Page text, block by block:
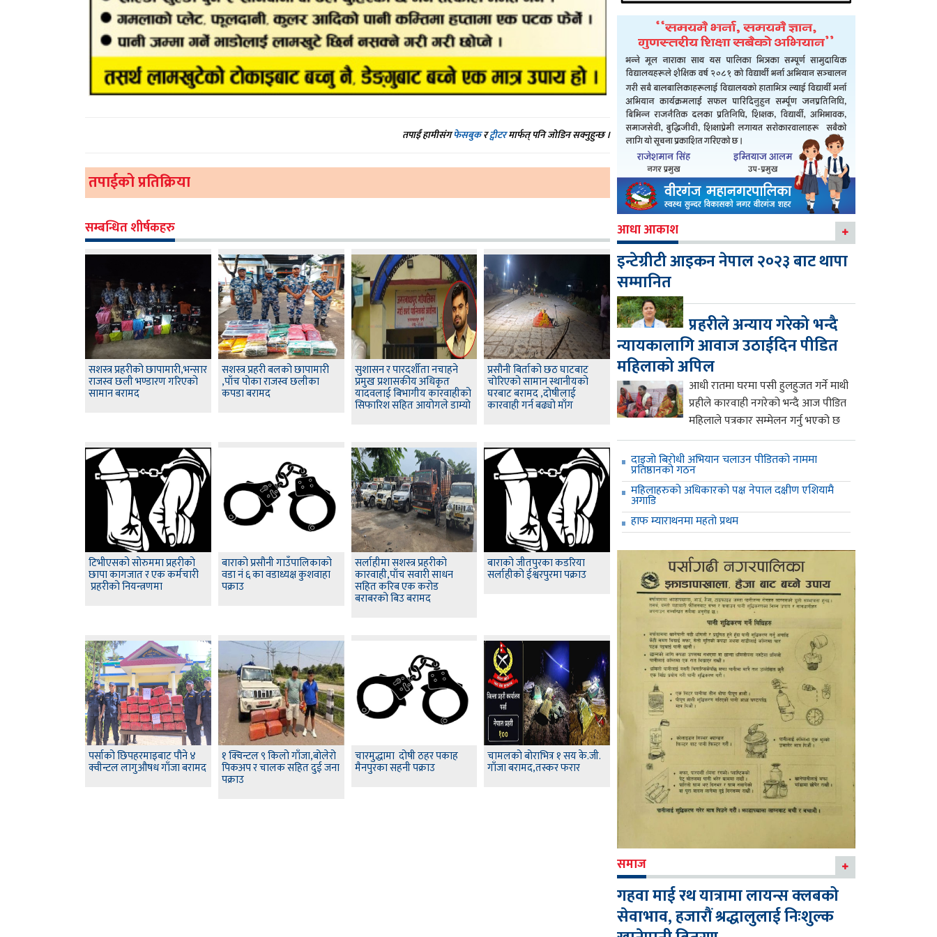
तपाईं हामीसंगफेसबुकरट्वीटरमार्फत् पनि जोडिन सक्नुहुन्छ ।
तपाईको प्रतिक्रिया
सम्बन्धित शीर्षकहरु
सशस्त्र प्रहरीको छापामारी,भन्सार
राजस्व छली भण्डारण गरिएको
सामान बरामद
सशस्त्र प्रहरी बलको छापामारी
,पाँच पोका राजस्व छलीका
कपडा बरामद
सुशासन र पारदर्शीता नचाहने
प्रमुख प्रशासकीय अधिकृत
यादवलाई बिभागीय कारवाहीको
सिफारिश सहित आयोगले डाम्यो
प्रसौनी बिर्ताको छठ घाटबाट
चोरिएको सामान स्थानीयको
घरबाट बरामद ,दोषीलाई
कारवाही गर्न बढ्यो माँग
टिभीएसको सोरुममा प्रहरीको
छापा कागजात र एक कर्मचारी
प्रहरीको नियन्त्रणमा
बाराको प्रसौनी गाउँपालिकाको
वडा नं ६ का वडाध्यक्ष कुशवाहा
पक्राउ
सर्लाहीमा सशस्त्र प्रहरीको
कारवाही,पाँच सवारी साधन
सहित करिब एक करोड
बराबरको बिउ बरामद
बाराको जीतपुरका कडरिया
सर्लाहीको ईश्वरपुरमा पक्राउ
पर्साको छिपहरमाइबाट पौने ४
क्वीन्टल लागुऔषध गाँजा बरामद
१ क्विन्टल ९ किलो गाँजा,बोलेरो
पिकअप र चालक सहित दुई जना
पक्राउ
चारमुद्धामा दोषी ठहर पकाह
मैनपुरका सहनी पक्राउ
चामलको बोराभित्र १ सय के.जी.
गाँजा बरामद,तस्कर फरार
आधा आकाश
इन्टेग्रीटी आइकन नेपाल २०२३ बाट थापा
सम्मानित
प्रहरीले अन्याय गरेको भन्दै
न्यायकालागि आवाज उठाईदिन पीडित
महिलाको अपिल
आधी रातमा घरमा पसी हुलहुजत गर्ने माथी
प्रहीले कारवाही नगरेको भन्दै आज पीडित
महिलाले पत्रकार सम्मेलन गर्नु भएको छ
दाइजो बिरोधी अभियान चलाउन पीडितको नाममा
प्रतिष्ठानको गठन
महिलाहरुको अधिकारको पक्ष नेपाल दक्षीण एशियामै
अगाडि
हाफ म्याराथनमा महतो प्रथम
समाज
गहवा माई रथ यात्रामा लायन्स क्लबको
सेवाभाव, हजारौं श्रद्धालुलाई निःशुल्क